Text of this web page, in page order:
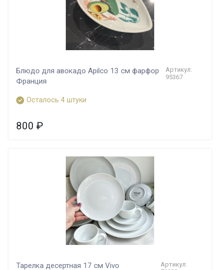
Блюдо для авокадо Apilco 13 см фарфор
Франция
Артикул:
95367
Осталось 4 штуки
800 ₽
Тарелка десертная 17 см Vivo
Артикул: